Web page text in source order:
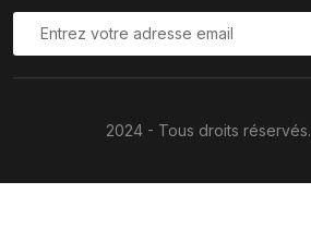
2024 - Tous droits réservés.